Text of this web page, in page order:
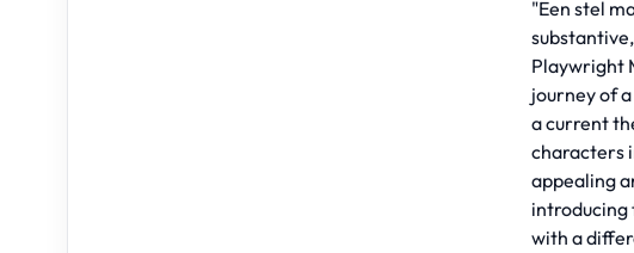
"Een stel
Playwright
journey of
a current
characters
appealing
introducing
with a